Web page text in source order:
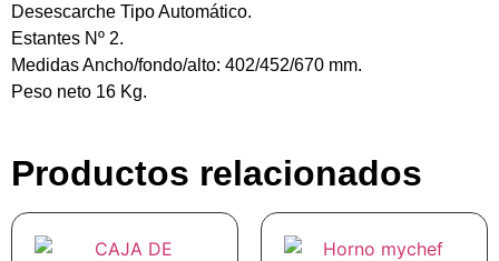
Desescarche Tipo Automático.
Estantes Nº 2.
Medidas Ancho/fondo/alto: 402/452/670 mm.
Peso neto 16 Kg.
Productos relacionados